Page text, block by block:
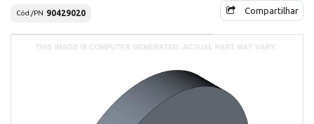
Cód./PN 90429020 Compartilhar